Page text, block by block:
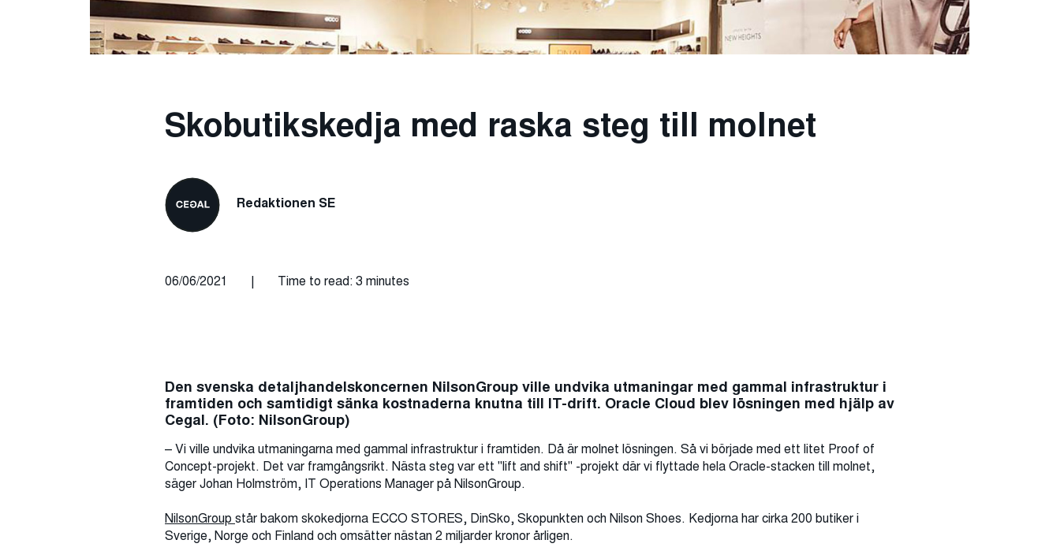
Skobutikskedja med raska steg till molnet
Redaktionen SE
06/06/2021 | Time to read: 3 minutes
Den svenska detaljhandelskoncernen NilsonGroup ville undvika utmaningar med gammal infrastruktur i
framtiden och samtidigt sänka kostnaderna knutna till IT-drift. Oracle Cloud blev lösningen med hjälp av
Cegal. (Foto: NilsonGroup)
– Vi ville undvika utmaningarna med gammal infrastruktur i framtiden. Då är molnet lösningen. Så vi började med ett litet Proof of
Concept-projekt. Det var framgångsrikt. Nästa steg var ett "lift and shift" -projekt där vi flyttade hela Oracle-stacken till molnet,
säger Johan Holmström, IT Operations Manager på NilsonGroup.
NilsonGroup står bakom skokedjorna ECCO STORES, DinSko, Skopunkten och Nilson Shoes. Kedjorna har cirka 200 butiker i
Sverige, Norge och Finland och omsätter nästan 2 miljarder kronor årligen.